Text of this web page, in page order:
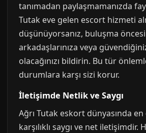
tanımadan paylaşmamanızda
Tutak eve gelen escort hizmeti
düşünüyorsanız, buluşma
arkadaşlarınıza veya
olacağınızı bildirin. Bu tür
durumlara karşı sizi korur.
İletişimde Netlik ve Saygı
Ağrı Tutak eskort dünyasında
karşılıklı saygı ve net iletişimdir.